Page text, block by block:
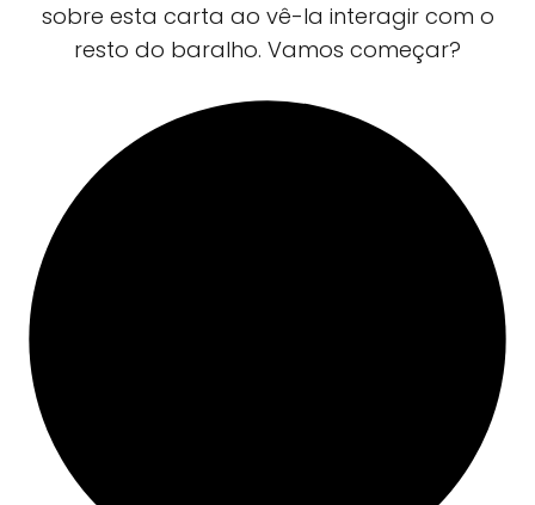
sobre esta carta ao vê-la interagir com o
resto do baralho. Vamos começar?